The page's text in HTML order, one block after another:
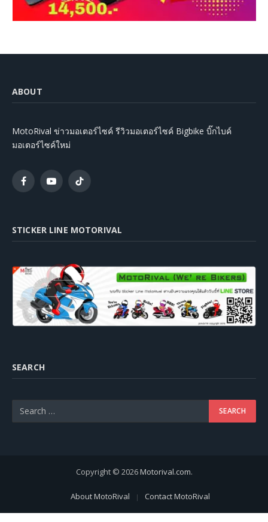
ABOUT
MotoRival ข่าวมอเตอร์ไซค์ รีวิวมอเตอร์ไซค์ Bigbike บิ๊กไบค์
มอเตอร์ไซค์ใหม่
FacebookYouTubeTikTok
STICKER LINE MOTORIVAL
SEARCH
Copyright © 2026Motorival.com.
About MotoRival Contact MotoRival